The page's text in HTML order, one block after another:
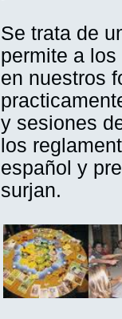
Se trata de
permite a
en nuestros
y sesiones
los
español y
surjan.